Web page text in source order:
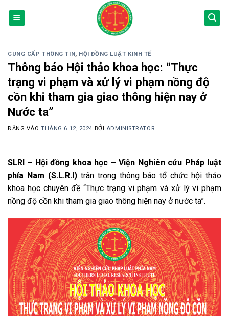
CUNG CẤP THÔNG TIN, HỘI ĐỒNG LUẬT KINH TẾ
Thông báo Hội thảo khoa học: “Thực
trạng vi phạm và xử lý vi phạm nồng độ
cồn khi tham gia giao thông hiện nay ở
Nước ta”
ĐĂNG VÀOTHÁNG 6 12, 2024 BỞI ADMINISTRATOR
SLRI – Hội đồng khoa học – Viện Nghiên cứu Pháp luật
phía Nam (S.L.R.I)trân trọng thông báo tổ chức hội thảo
khoa học chuyên đề “Thực trạng vi phạm và xử lý vi phạm
nồng độ cồn khi tham gia giao thông hiện nay ở nước ta”.